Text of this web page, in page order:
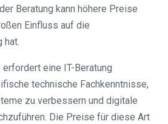
Beratung kann höhere Preise
Einfluss auf die
hat.
eine IT-Beratung
technische Fachkenntnisse,
zu verbessern und digitale
Die Preise für diese Art